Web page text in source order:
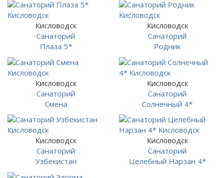
Кисловодск
Санаторий
Плаза 5*
Кисловодск
Санаторий
Родник
Кисловодск
Санаторий
Смена
Кисловодск
Санаторий
Солнечный 4*
Кисловодск
Санаторий
Узбекистан
Кисловодск
Санаторий
Целебный Нарзан 4*